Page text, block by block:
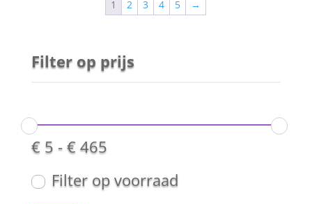
1 2 3 4 5 →
Filter op prijs
€ 5 - € 465
Filter op voorraad